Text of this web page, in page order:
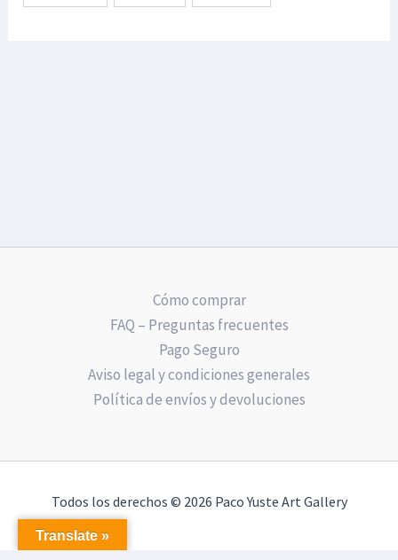
Cómo comprar
FAQ – Preguntas frecuentes
Pago Seguro
Aviso legal y condiciones generales
Política de envíos y devoluciones
Todos los derechos © 2026 Paco Yuste Art Gallery
Translate »